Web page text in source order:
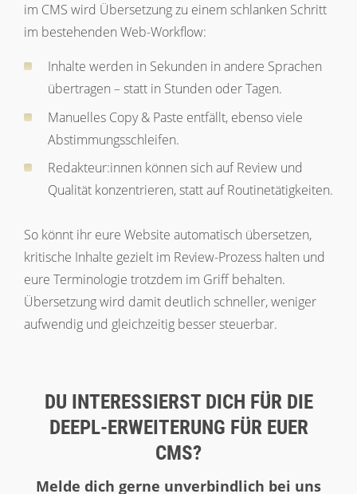
im CMS wird Übersetzung zu einem schlanken Schritt
im bestehenden Web-Workflow:
Inhalte werden in Sekunden in andere Sprachen
übertragen – statt in Stunden oder Tagen.
Manuelles Copy & Paste entfällt, ebenso viele
Abstimmungsschleifen.
Redakteur:innen können sich auf Review und
Qualität konzentrieren, statt auf Routinetätigkeiten.
So könnt ihr eure Website automatisch übersetzen,
kritische Inhalte gezielt im Review-Prozess halten und
eure Terminologie trotzdem im Griff behalten.
Übersetzung wird damit deutlich schneller, weniger
aufwendig und gleichzeitig besser steuerbar.
DU INTERESSIERST DICH FÜR DIE
DEEPL-ERWEITERUNG FÜR EUER
CMS?
Melde dich gerne unverbindlich bei uns